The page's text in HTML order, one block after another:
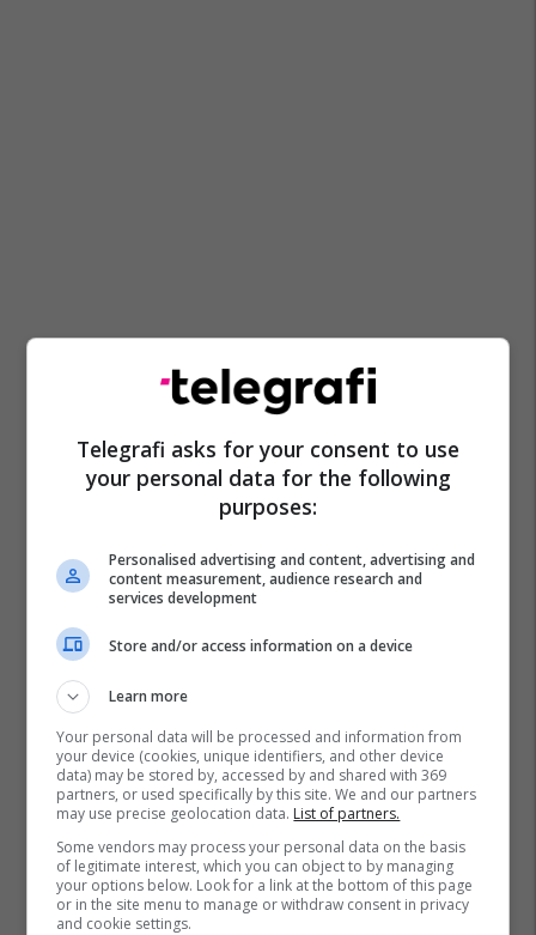
Parlamenti Evropian Hapja E Negociatave
Shqipëri
Maqedoni E Veriut
Telegrafi asks for your consent to use
your personal data for the following
purposes:
Personalised advertising and content, advertising and
content measurement, audience research and
services development
Store and/or access information on a device
Learn more
Your personal data will be processed and information from
your device (cookies, unique identifiers, and other device
data) may be stored by, accessed by and shared with 369
partners, or used specifically by this site. We and our partners
may use precise geolocation data. List of partners.
Some vendors may process your personal data on the basis
of legitimate interest, which you can object to by managing
your options below. Look for a link at the bottom of this page
or in the site menu to manage or withdraw consent in privacy
and cookie settings.